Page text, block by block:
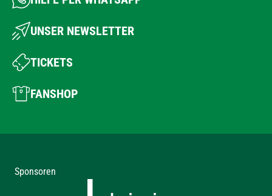
UNSER NEWSLETTER
TICKETS
FANSHOP
Sponsoren